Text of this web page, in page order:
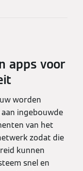
apps voor
worden
ingebouwde
van het
zodat die
kunnen
snel en